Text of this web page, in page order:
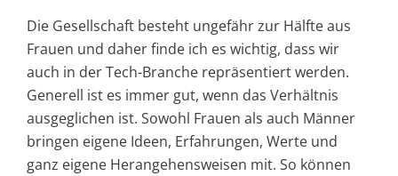
Die Gesellschaft besteht ungefähr zur Hälfte aus
Frauen und daher finde ich es wichtig, dass wir
auch in der Tech-Branche repräsentiert werden.
Generell ist es immer gut, wenn das Verhältnis
ausgeglichen ist. Sowohl Frauen als auch Männer
bringen eigene Ideen, Erfahrungen, Werte und
ganz eigene Herangehensweisen mit. So können